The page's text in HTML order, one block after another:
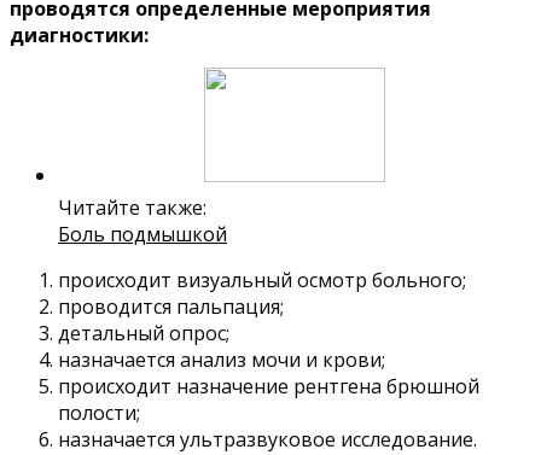
проводятся определенные мероприятия
диагностики:
Читайте также:
Боль подмышкой
происходит визуальный осмотр больного;
проводится пальпация;
детальный опрос;
назначается анализ мочи и крови;
происходит назначение рентгена брюшной
полости;
назначается ультразвуковое исследование.